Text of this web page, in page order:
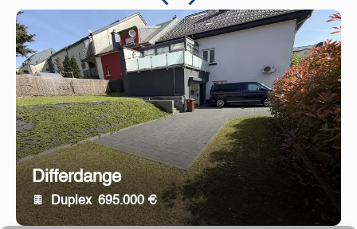
Differdange
Duplex 695.000 €